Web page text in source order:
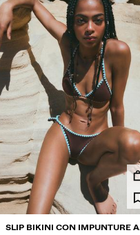
SLIP BIKINI CON IMPUNTURE A